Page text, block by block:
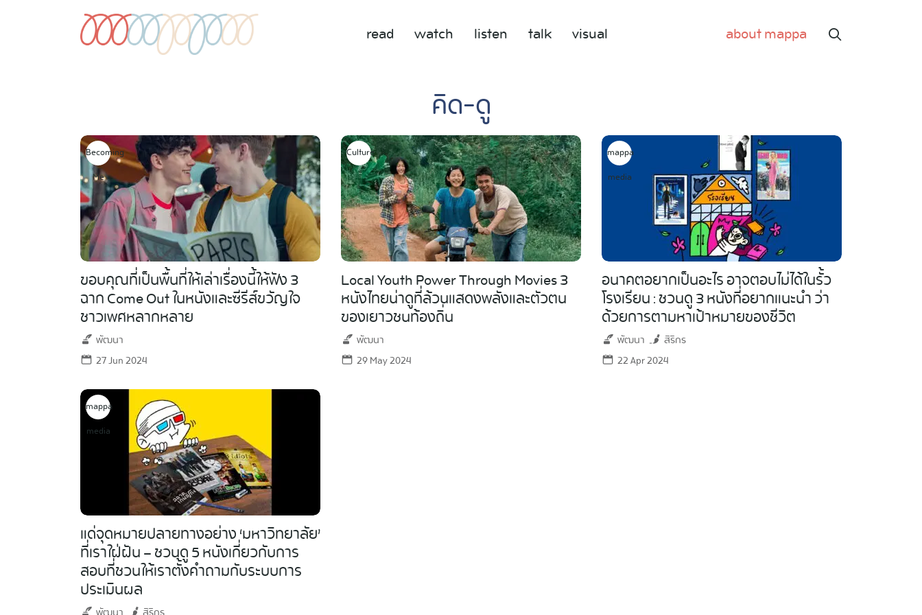
read watch listen talk visual about mappa
Search
คิด-ดู
Becoming
Me
ขอบคุณที่เป็นพื้นที่ให้เล่าเรื่องนี้ให้ฟัง 3
ฉาก Come Out ในหนังและซีรีส์ขวัญใจ
ชาวเพศหลากหลาย
พัฒนา
27 Jun 2024
Culture
Local Youth Power Through Movies 3
หนังไทยน่าดูที่ล้วนแสดงพลังและตัวตน
ของเยาวชนท้องถิ่น
พัฒนา
29 May 2024
mappa
media
อนาคตอยากเป็นอะไร อาจตอบไม่ได้ในรั้ว
โรงเรียน : ชวนดู 3 หนังที่อยากแนะนำ ว่า
ด้วยการตามหาเป้าหมายของชีวิต
พัฒนา
สิริกร
22 Apr 2024
mappa
media
แด่จุดหมายปลายทางอย่าง ‘มหาวิทยาลัย’
ที่เราใฝ่ฝัน – ชวนดู 5 หนังเกี่ยวกับการ
สอบที่ชวนให้เราตั้งคำถามกับระบบการ
ประเมินผล